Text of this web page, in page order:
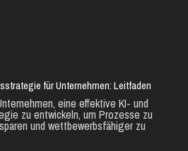
für Unternehmen: Leitfaden
eine effektive KI- und
zu entwickeln, um Prozesse zu
und wettbewerbsfähiger zu